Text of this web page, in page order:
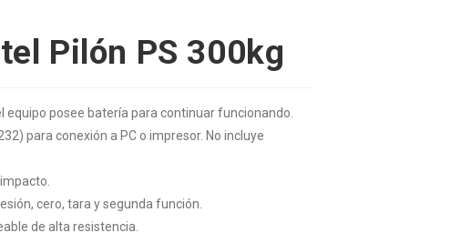
Pilón PS 300kg
equipo posee batería para continuar funcionando.
para conexión a PC o impresor. No incluye
cero, tara y segunda función.
de alta resistencia.